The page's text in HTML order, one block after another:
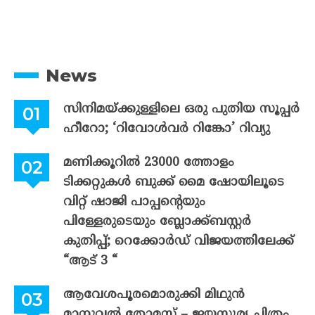
News
സിനിമയ്ക്കുള്ളിലെ ഒരു പുതിയ സൂപ്പർ
ഹീറോ; ‘റിവോൾവർ റിങ്കോ’ റിവ്യു
മണിക്കൂറിൽ 23000 ത്തോളം
ടിക്കറ്റുകൾ ബുക്ക് മൈ ഷോയിലൂടെ
വിറ്റ് ഷാജി പാപ്പന്റെയും
പിള്ളേരുടെയും ബ്ലോക്ക്ബസ്റ്റർ
കുതിപ്പ്; റെക്കോർഡ് വിജയത്തിലേക്ക്
“ആട് 3 “
ആവേശപൂരമൊരുക്കി മിഥുൻ